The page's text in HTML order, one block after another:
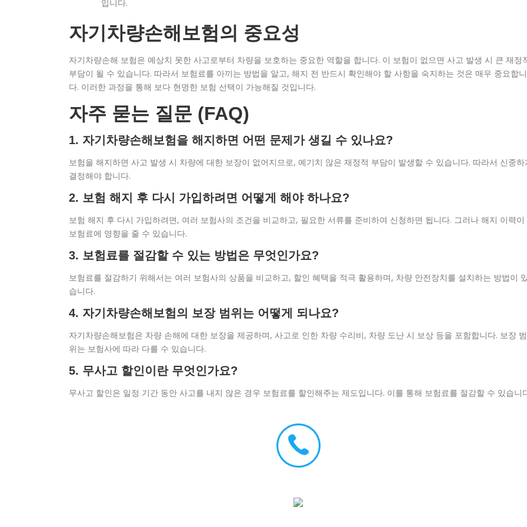
입니다.
자기차량손해보험의 중요성
자기차량손해 보험은 예상치 못한 사고로부터 차량을 보호하는 중요한 역할을 합니다. 이 보험이 없으면 사고 발생 시 큰 재정
부담이 될 수 있습니다. 따라서 보험료를 아끼는 방법을 알고, 해지 전 반드시 확인해야 할 사항을 숙지하는 것은 매우 중요합니
다. 이러한 과정을 통해 보다 현명한 보험 선택이 가능해질 것입니다.
자주 묻는 질문 (FAQ)
1. 자기차량손해보험을 해지하면 어떤 문제가 생길 수 있나요?
보험을 해지하면 사고 발생 시 차량에 대한 보장이 없어지므로, 예기치 않은 재정적 부담이 발생할 수 있습니다. 따라서 신중하
결정해야 합니다.
2. 보험 해지 후 다시 가입하려면 어떻게 해야 하나요?
보험 해지 후 다시 가입하려면, 여러 보험사의 조건을 비교하고, 필요한 서류를 준비하여 신청하면 됩니다. 그러나 해지 이력이
보험료에 영향을 줄 수 있습니다.
3. 보험료를 절감할 수 있는 방법은 무엇인가요?
보험료를 절감하기 위해서는 여러 보험사의 상품을 비교하고, 할인 혜택을 적극 활용하며, 차량 안전장치를 설치하는 방법이
습니다.
4. 자기차량손해보험의 보장 범위는 어떻게 되나요?
자기차량손해보험은 차량 손해에 대한 보장을 제공하며, 사고로 인한 차량 수리비, 차량 도난 시 보상 등을 포함합니다. 보장 범
위는 보험사에 따라 다를 수 있습니다.
5. 무사고 할인이란 무엇인가요?
무사고 할인은 일정 기간 동안 사고를 내지 않은 경우 보험료를 할인해주는 제도입니다. 이를 통해 보험료를 절감할 수 있습니